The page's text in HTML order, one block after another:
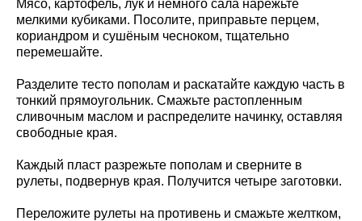
Мясо, картофель, лук и немного сала нарежьте
мелкими кубиками. Посолите, приправьте перцем,
кориандром и сушёным чесноком, тщательно
перемешайте.
Разделите тесто пополам и раскатайте каждую часть в
тонкий прямоугольник. Смажьте растопленным
сливочным маслом и распределите начинку, оставляя
свободные края.
Каждый пласт разрежьте пополам и сверните в
рулеты, подвернув края. Получится четыре заготовки.
Переложите рулеты на противень и смажьте желтком,